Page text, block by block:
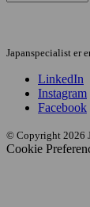
Japanspecialist er
LinkedIn
Instagram
Facebook
© Copyright 2026
Cookie